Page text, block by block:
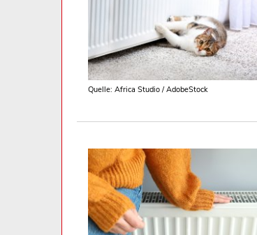
Quelle: Africa Studio / AdobeStock